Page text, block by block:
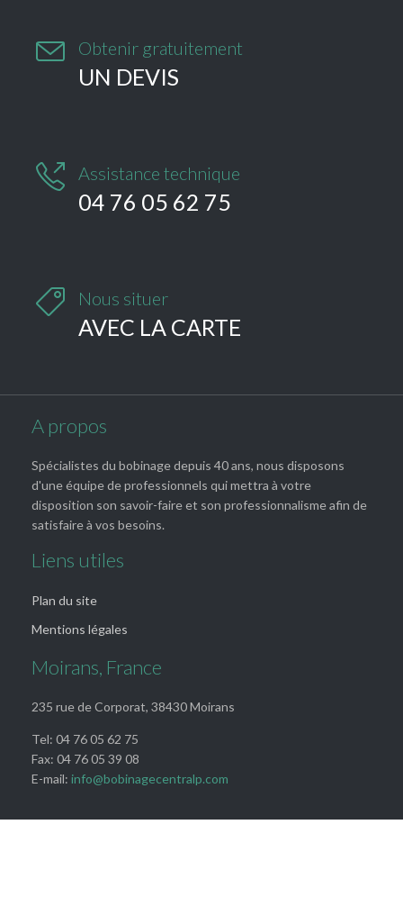
 Obtenir gratuitement
UN DEVIS
 Assistance technique
04 76 05 62 75
 Nous situer
AVEC LA CARTE
A propos
Spécialistes du bobinage depuis 40 ans, nous disposons
d'une équipe de professionnels qui mettra à votre
disposition son savoir-faire et son professionnalisme afin de
satisfaire à vos besoins.
Liens utiles
Plan du site
Mentions légales
Moirans, France
235 rue de Corporat, 38430 Moirans
Tel: 04 76 05 62 75
Fax: 04 76 05 39 08
E-mail: info@bobinagecentralp.com